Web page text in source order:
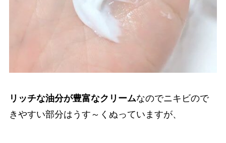
リッチな油分が豊富なクリームなのでニキビので
きやすい部分はうす～くぬっていますが、